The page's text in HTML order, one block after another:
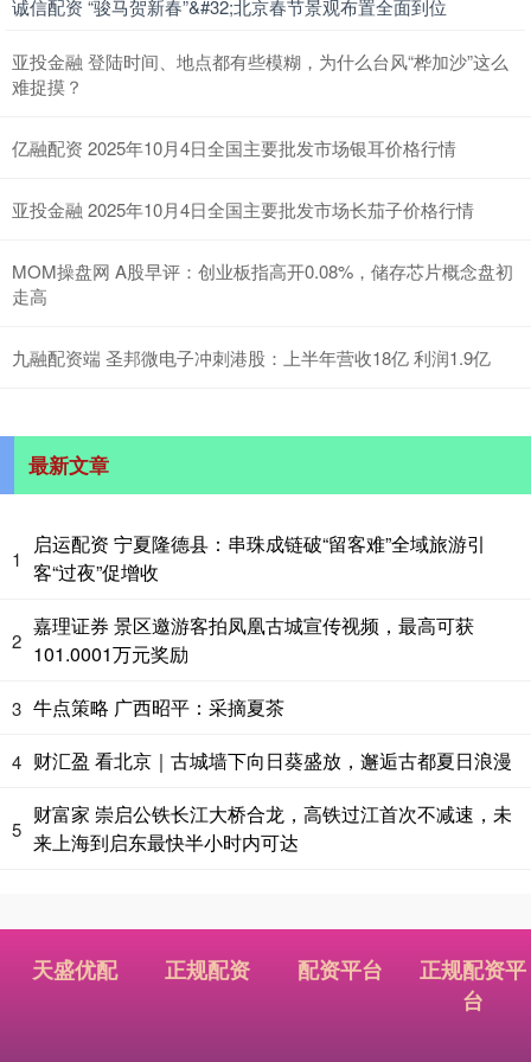
诚信配资 “骏马贺新春”&#32;北京春节景观布置全面到位
亚投金融 登陆时间、地点都有些模糊，为什么台风“桦加沙”这么
难捉摸？
亿融配资 2025年10月4日全国主要批发市场银耳价格行情
亚投金融 2025年10月4日全国主要批发市场长茄子价格行情
MOM操盘网 A股早评：创业板指高开0.08%，储存芯片概念盘初
走高
九融配资端 圣邦微电子冲刺港股：上半年营收18亿 利润1.9亿
最新文章
1
启运配资 宁夏隆德县：串珠成链破“留客难”全域旅游引
客“过夜”促增收
2
嘉理证券 景区邀游客拍凤凰古城宣传视频，最高可获
101.0001万元奖励
3 牛点策略 广西昭平：采摘夏茶
4 财汇盈 看北京｜古城墙下向日葵盛放，邂逅古都夏日浪漫
5
财富家 崇启公铁长江大桥合龙，高铁过江首次不减速，未
来上海到启东最快半小时内可达
天盛优配 正规配资 配资平台
正规配资平
台